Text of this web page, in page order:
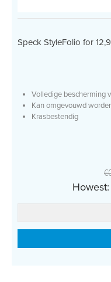
Speck StyleFolio for
Volledige bescherming
Kan omgevouwd
Krasbestendig